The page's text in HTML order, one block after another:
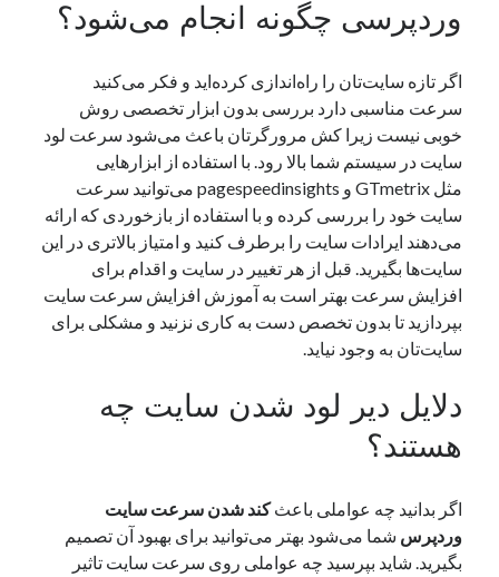
آگوست 2025
ژوئن 2025
می 2025
آوریل 2025
مارس 2025
فوریه 2025
ژانویه 2025
دسامبر 2024
نوامبر 2024
اکتبر 2024
سپتامبر 2024
آگوست 2024
ژوئن 2024
آوریل 2024
فوریه 2024
ژانویه 2024
دسامبر 2023
وردپرسی چگونه انجام می‌شود؟
اگر تازه سایت‌تان را راه‌اندازی کرده‌اید و فکر می‌کنید
سرعت مناسبی دارد بررسی بدون ابزار تخصصی روش
خوبی نیست زیرا کش مرورگرتان باعث می‌شود سرعت لود
سایت در سیستم شما بالا رود. با استفاده از ابزارهایی
مثل GTmetrix و pagespeedinsights می‌توانید سرعت
سایت خود را بررسی کرده و با استفاده از بازخوردی که ارائه
می‌دهند ایرادات سایت را برطرف کنید و امتیاز بالاتری در این
سایت‌ها بگیرید. قبل از هر تغییر در سایت و اقدام برای
افزایش سرعت بهتر است به آموزش افزایش سرعت سایت
بپردازید تا بدون تخصص دست به کاری نزنید و مشکلی برای
سایت‌تان به وجود نیاید.
دلایل دیر لود شدن سایت چه
هستند؟
اگر بدانید چه عواملی باعثکند شدن سرعت سایت
وردپرس شما می‌شود بهتر می‌توانید برای بهبود آن تصمیم
بگیرید. شاید بپرسید چه عواملی روی سرعت سایت تاثیر